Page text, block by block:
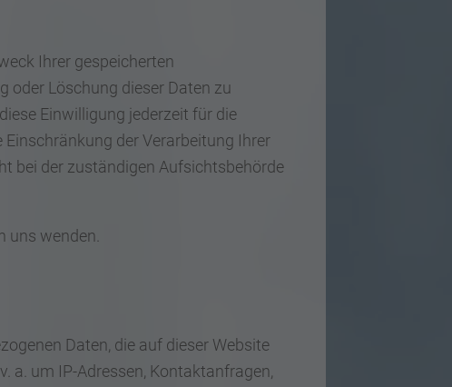
Ihrer gespeicherten
oder Löschung dieser Daten zu
Einwilligung jederzeit für die
der Verarbeitung Ihrer
bei der zuständigen Aufsichtsbehörde
uns wenden.
Daten, die auf dieser Website
a. um IP-Adressen, Kontaktanfragen,